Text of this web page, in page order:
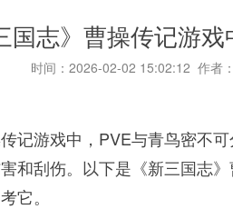
国志》曹操传记游
时间：2026-02-02 15:02:12 作者
记游戏中，PVE与青鸟密不
和刮伤。以下是《新三国志
它。